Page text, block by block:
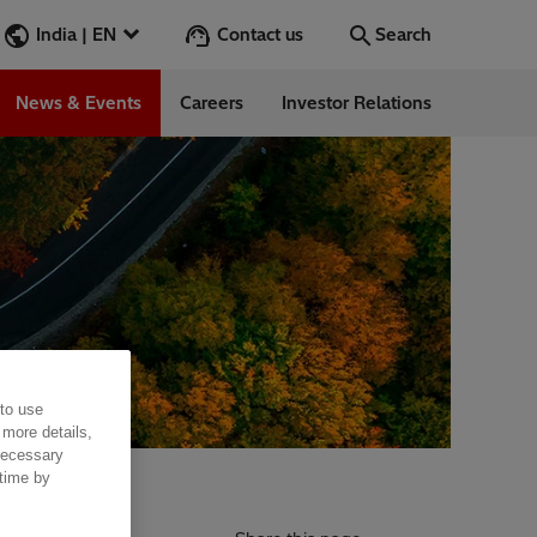
India | EN
Go
Contact us Search
Search
News & Events Careers Investor Relations
use
details,
by